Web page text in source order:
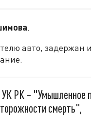
.
авто, задержан
РК – "Умышленное
смерть",